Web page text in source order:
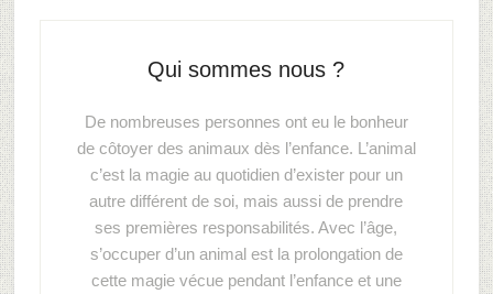
Qui sommes nous ?
De nombreuses personnes ont eu le bonheur
de côtoyer des animaux dès l’enfance. L’animal
c’est la magie au quotidien d’exister pour un
autre différent de soi, mais aussi de prendre
ses premières responsabilités. Avec l’âge,
s’occuper d’un animal est la prolongation de
cette magie vécue pendant l’enfance et une